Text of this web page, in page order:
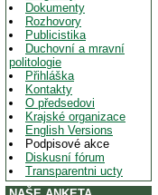
Dokumenty
Rozhovory
Publicistika
Duchovní a mravní
politologie
Přihláška
Kontakty
O předsedovi
Krajské organizace
English Versions
Podpisové akce
Diskusní fórum
Transparentni ucty